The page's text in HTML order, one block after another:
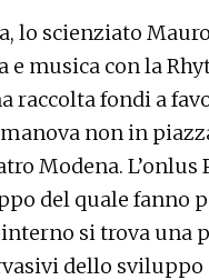
lo scienziato
musica con la
raccolta fondi a
non in
Modena. L’onlus
del quale fanno
si trova una
dello sviluppo